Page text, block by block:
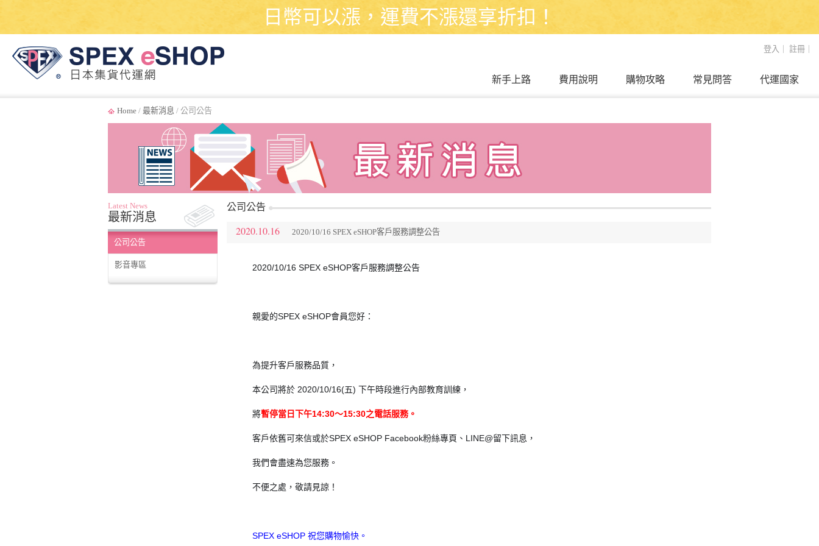
日幣可以漲，運費不漲還享折扣！
登入 註冊
代運國家
常見問答
購物攻略
費用說明
新手上路
Home / 最新消息 / 公司公告
Latest News
最新消息
公司公告
影音專區
公司公告
2020.10.16 2020/10/16 SPEX eSHOP客戶服務調整公告
2020/10/16 SPEX eSHOP客戶服務調整公告
親愛的SPEX eSHOP會員您好：
為提升客戶服務品質，
本公司將於 2020/10/16(五) 下午時段進行內部教育訓練，
將暫停當日下午14:30～15:30之電話服務。
客戶依舊可來信或於SPEX eSHOP Facebook粉絲專頁、LINE@留下訊息，
我們會盡速為您服務。
不便之處，敬請見諒！
SPEX eSHOP 祝您購物愉快。